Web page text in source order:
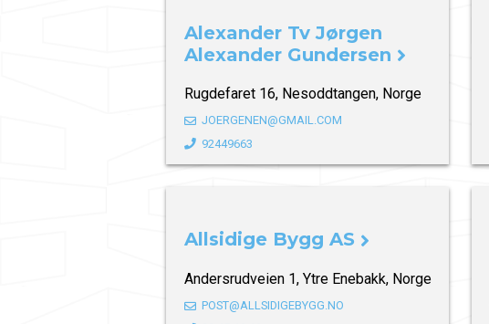
Alexander Tv Jørgen
Alexander Gundersen
Rugdefaret 16, Nesoddtangen, Norge
JOERGENEN@GMAIL.COM
92449663
Allsidige Bygg AS
Andersrudveien 1, Ytre Enebakk, Norge
POST@ALLSIDIGEBYGG.NO